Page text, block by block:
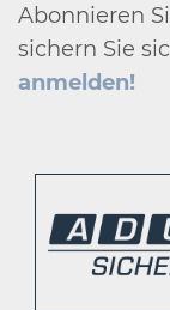
Abonnieren
sichern Sie
anmelden!